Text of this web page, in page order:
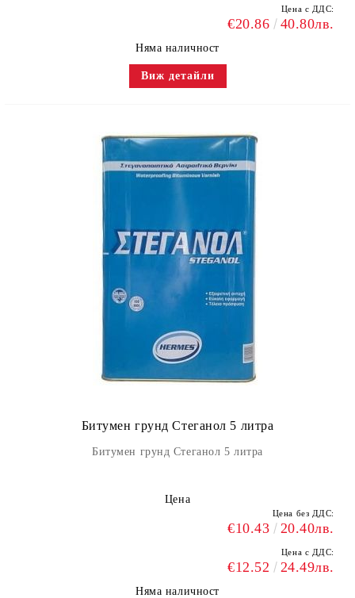
Цена с ДДС:
€20.86 40.80лв.
Няма наличност
Виж детайли
Битумен грунд Стеганол 5 литра
Битумен грунд Стеганол 5 литра
Цена
Цена без ДДС:
€10.43 20.40лв.
Цена с ДДС:
€12.52 24.49лв.
Няма наличност